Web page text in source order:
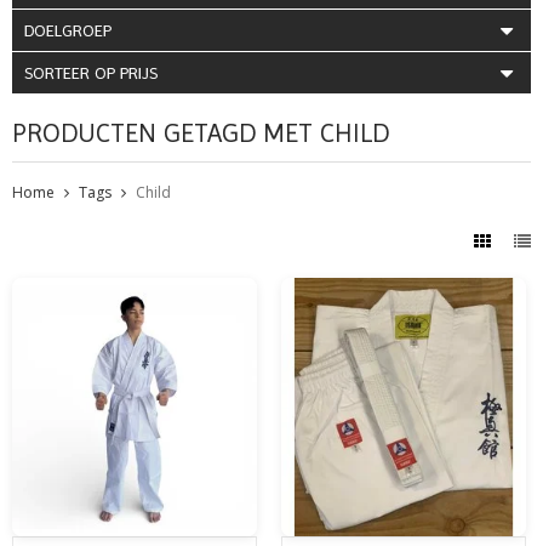
DOELGROEP
SORTEER OP PRIJS
PRODUCTEN GETAGD MET CHILD
Home Tags Child